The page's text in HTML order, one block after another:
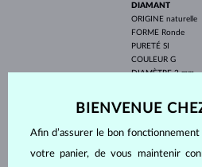
DIAMANT
ORIGINE naturelle
FORME Ronde
PURETÉ SI
COULEUR G
DIAMÈTRE2 mm
4.00 mm
PROFONDEUR 12.20 mm
LONGEUR 420.00 mm
BIENVENUE
Afin d’assurer le bon
votre panier, de vous maintenir